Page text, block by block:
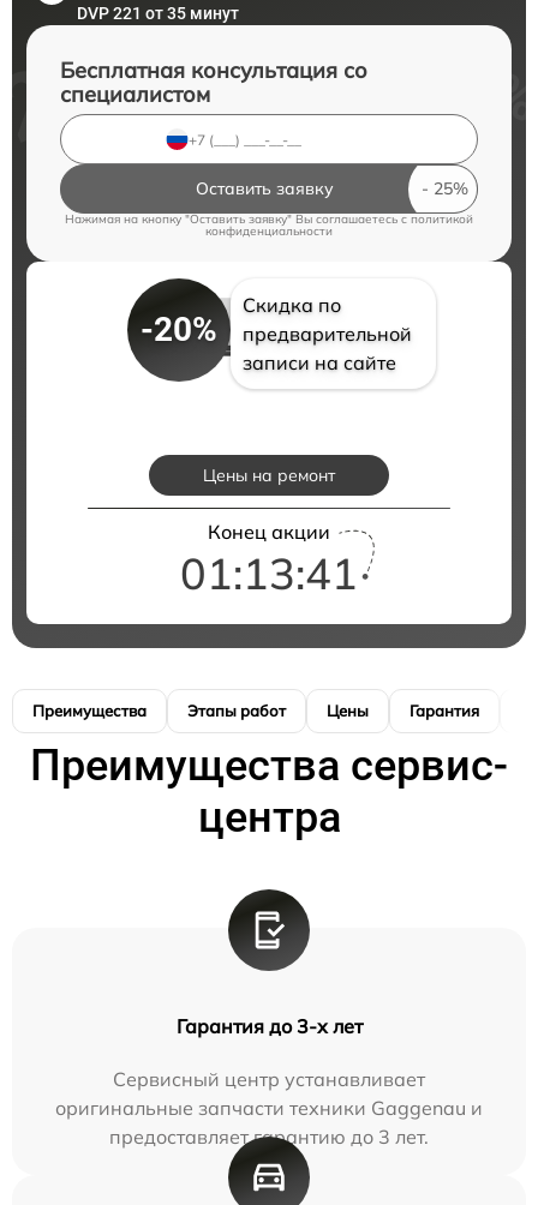
DVP 221 от 35 минут
Бесплатная консультация со
специалистом
Оставить заявку
Нажимая на кнопку "Оставить заявку" Вы соглашаетесь c политикой
конфиденциальности
-20%
Скидка по
предварительной
записи на сайте
Цены на ремонт
Конец акции
01:13:40
Преимущества Этапы работ Цены Гарантия
Преимущества сервис-
центра
Гарантия до 3-х лет
Сервисный центр устанавливает
оригинальные запчасти техники Gaggenau и
предоставляет гарантию до 3 лет.